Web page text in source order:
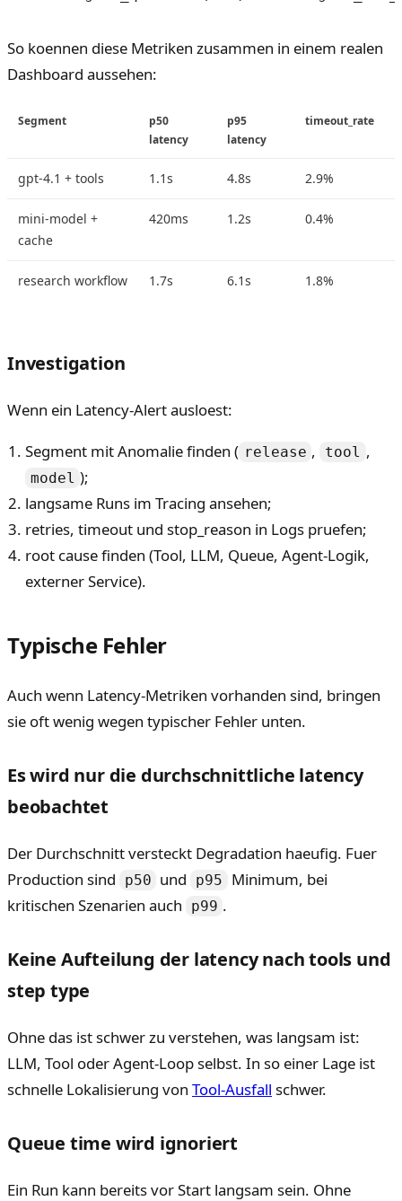
So koennen diese Metriken zusammen in einem realen
Dashboard aussehen:
Segment
p50
latency
p95
latency
timeout_rate
gpt-4.1 + tools 1.1s 4.8s 2.9%
mini-model +
cache
420ms 1.2s 0.4%
research workflow 1.7s 6.1s 1.8%
Investigation
Wenn ein Latency-Alert ausloest:
Segment mit Anomalie finden ( release , tool ,
model );
langsame Runs im Tracing ansehen;
retries, timeout und stop_reason in Logs pruefen;
root cause finden (Tool, LLM, Queue, Agent-Logik,
externer Service).
Typische Fehler
Auch wenn Latency-Metriken vorhanden sind, bringen
sie oft wenig wegen typischer Fehler unten.
Es wird nur die durchschnittliche latency
beobachtet
Der Durchschnitt versteckt Degradation haeufig. Fuer
Production sind
p50 und p95
Minimum, bei
kritischen Szenarien auch
p99 .
Keine Aufteilung der latency nach tools und
step type
Ohne das ist schwer zu verstehen, was langsam ist:
LLM, Tool oder Agent-Loop selbst. In so einer Lage ist
schnelle Lokalisierung von Tool-Ausfall schwer.
Queue time wird ignoriert
Ein Run kann bereits vor Start langsam sein. Ohne